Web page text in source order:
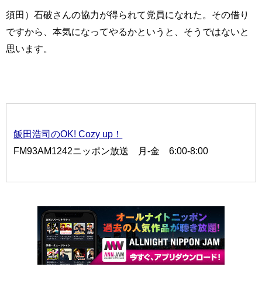
須田）石破さんの協力が得られて党員になれた。その借り
ですから、本気になってやるかというと、そうではないと
思います。
飯田浩司のOK! Cozy up！
FM93AM1242ニッポン放送 月-金 6:00-8:00